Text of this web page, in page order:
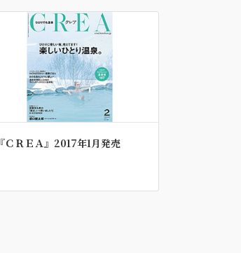
『ＣＲＥＡ』2017年1月発売